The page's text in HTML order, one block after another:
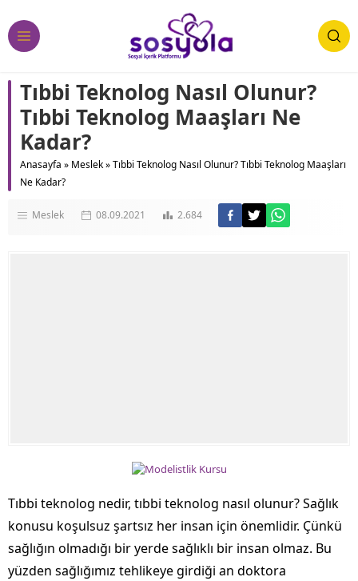
Tıbbi Teknolog Nasıl Olunur?
Tıbbi Teknolog Maaşları Ne
Kadar?
Anasayfa » Meslek»Tıbbi Teknolog Nasıl Olunur? Tıbbi Teknolog Maaşları
Ne Kadar?
Meslek 08.09.2021 2.684
Tıbbi teknolog nedir, tıbbi teknolog nasıl olunur? Sağlık
konusu koşulsuz şartsız her insan için önemlidir. Çünkü
sağlığın olmadığı bir yerde sağlıklı bir insan olmaz. Bu
yüzden sağlığımız tehlikeye girdiği an doktora